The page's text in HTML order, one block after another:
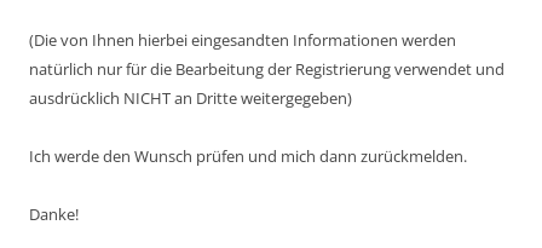
(Die von Ihnen hierbei eingesandten Informationen werden
natürlich nur für die Bearbeitung der Registrierung verwendet und
ausdrücklich NICHT an Dritte weitergegeben)
Ich werde den Wunsch prüfen und mich dann zurückmelden.
Danke!